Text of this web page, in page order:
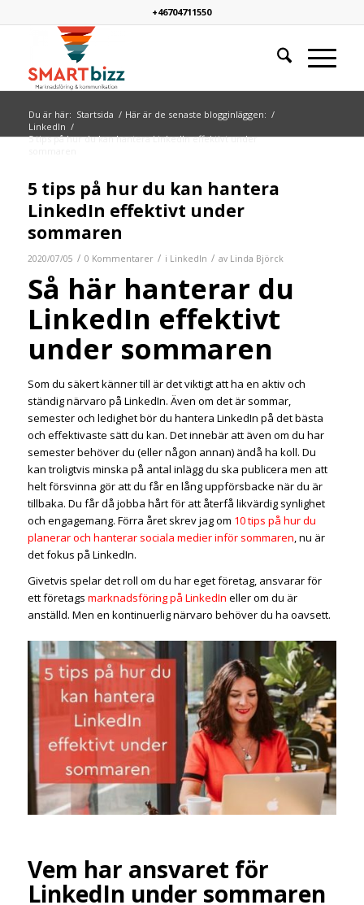
+46704711550
Du är här: Startsida / Här är de senaste blogginläggen: /
LinkedIn /
5 tips på hur du kan hantera LinkedIn effektivt under
5 tips på hur du kan hantera
LinkedIn effektivt under
sommaren
2020/07/05 / 0 Kommentarer / i LinkedIn / av Linda Björck
Så här hanterar du
LinkedIn effektivt
under sommaren
Som du säkert känner till är det viktigt att ha en aktiv och
ständig närvaro på LinkedIn. Även om det är sommar,
semester och ledighet bör du hantera LinkedIn på det bästa
och effektivaste sätt du kan. Det innebär att även om du har
semester behöver du (eller någon annan) ändå ha koll. Du
kan troligtvis minska på antal inlägg du ska publicera men att
helt försvinna gör att du får en lång uppförsbacke när du är
tillbaka. Du får då jobba hårt för att återfå likvärdig synlighet
och engagemang. Förra året skrev jag om 10 tips på hur du
planerar och hanterar sociala medier inför sommaren, nu är
det fokus på LinkedIn.
Givetvis spelar det roll om du har eget företag, ansvarar för
ett företags marknadsföring på LinkedIn eller om du är
anställd. Men en kontinuerlig närvaro behöver du ha oavsett.
Vem har ansvaret för
LinkedIn under sommaren